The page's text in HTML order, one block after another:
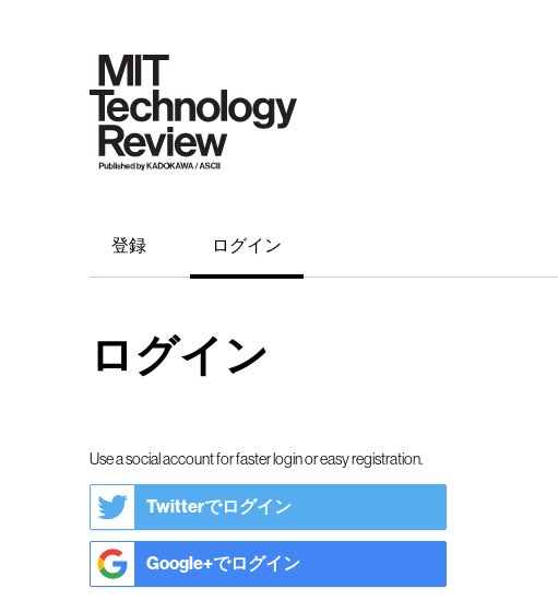
登録 ログイン
ログイン
Use a social account for faster login or easy registration.
Twitterでログイン
Google+でログイン